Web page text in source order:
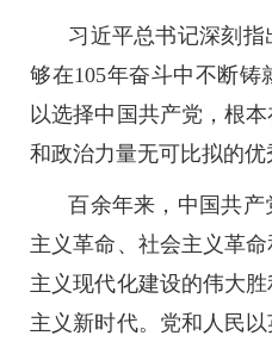
习近平总书记深刻
够在105年奋斗中不断
以选择中国共产党，根
和政治力量无可比拟的优
百余年来，中国共
主义革命、社会主义革
主义现代化建设的伟大
主义新时代。党和人民